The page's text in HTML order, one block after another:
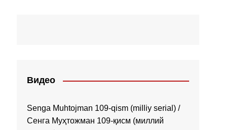
Видео
Senga Muhtojman 109-qism (milliy serial) /
Сенга Муҳтожман 109-қисм (миллий